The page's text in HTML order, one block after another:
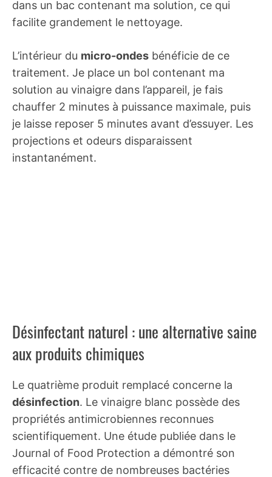
dans un bac contenant ma solution, ce qui
facilite grandement le nettoyage.
L’intérieur du micro-ondes bénéficie de ce
traitement. Je place un bol contenant ma
solution au vinaigre dans l’appareil, je fais
chauffer 2 minutes à puissance maximale, puis
je laisse reposer 5 minutes avant d’essuyer. Les
projections et odeurs disparaissent
instantanément.
Désinfectant naturel : une alternative saine
aux produits chimiques
Le quatrième produit remplacé concerne la
désinfection. Le vinaigre blanc possède des
propriétés antimicrobiennes reconnues
scientifiquement. Une étude publiée dans le
Journal of Food Protection a démontré son
efficacité contre de nombreuses bactéries